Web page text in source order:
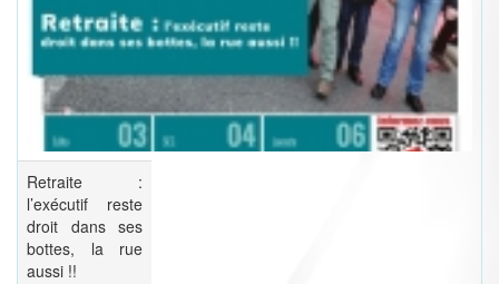
Retraite :
l’exécutif reste
droit dans ses
bottes, la rue
aussi !!